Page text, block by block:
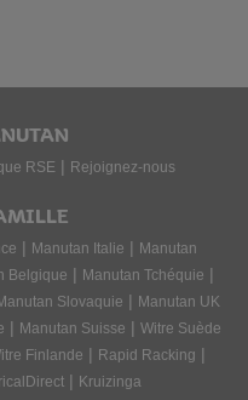
RSE | Rejoignez-nous
| Manutan Italie | Manutan
Belgique | Manutan Tchéquie |
Slovaquie | Manutan UK
| Manutan Suisse | Witre Suède
Finlande | Rapid Racking |
| Kruizinga